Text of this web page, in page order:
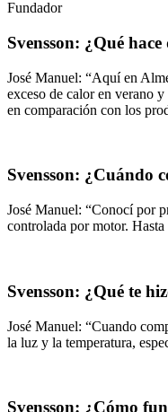
Fundador
Svensson: ¿Qué
José Manuel: “Aquí en
exceso de calor en verano
en comparación con los
Svensson: ¿Cuándo
José Manuel: “Conocí por
controlada por motor.
Svensson: ¿Qué te
José Manuel: “Cuando
la luz y la temperatura,
Svensson: ¿Cómo